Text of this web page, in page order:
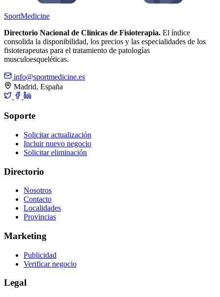
SportMedicine
Directorio Nacional de Clínicas de Fisioterapia. El índice
consolida la disponibilidad, los precios y las especialidades de los
fisioterapeutas para el tratamiento de patologías
musculoesqueléticas.
info@sportmedicine.es
Madrid, España
Soporte
Solicitar actualización
Incluir nuevo negocio
Solicitar eliminación
Directorio
Nosotros
Contacto
Localidades
Provincias
Marketing
Publicidad
Verificar negocio
Legal